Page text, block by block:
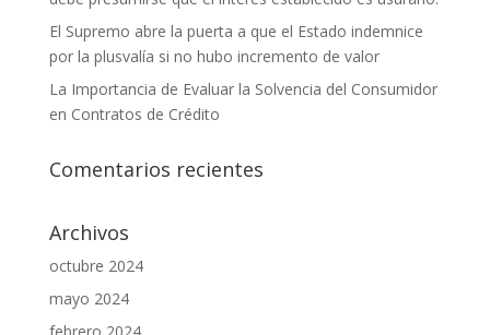
El Supremo abre la puerta a que el Estado indemnice
por la plusvalía si no hubo incremento de valor
La Importancia de Evaluar la Solvencia del Consumidor
en Contratos de Crédito
Comentarios recientes
Archivos
octubre 2024
mayo 2024